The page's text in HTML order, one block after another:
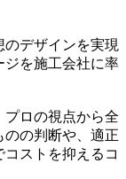
デザインを実現
ジを施工会社に率
プロの視点から全
の判断や、適正
ストを抑えるコ